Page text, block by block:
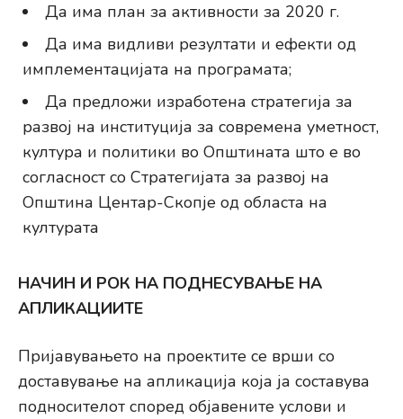
Да има план за активности за 2020 г.
Да има видливи резултати и ефекти од
имплементацијата на програмата;
Да предложи изработена стратегија за
развој на институција за современа уметност,
култура и политики во Општината што е во
согласност со Стратегијата за развој на
Општина Центар-Скопје од областа на
културата
НАЧИН И РОК НА ПОДНЕСУВАЊЕ НА
АПЛИКАЦИИТЕ
Пријавувањето на проектите се врши со
доставување на апликација која ја составува
подносителот според објавените услови и